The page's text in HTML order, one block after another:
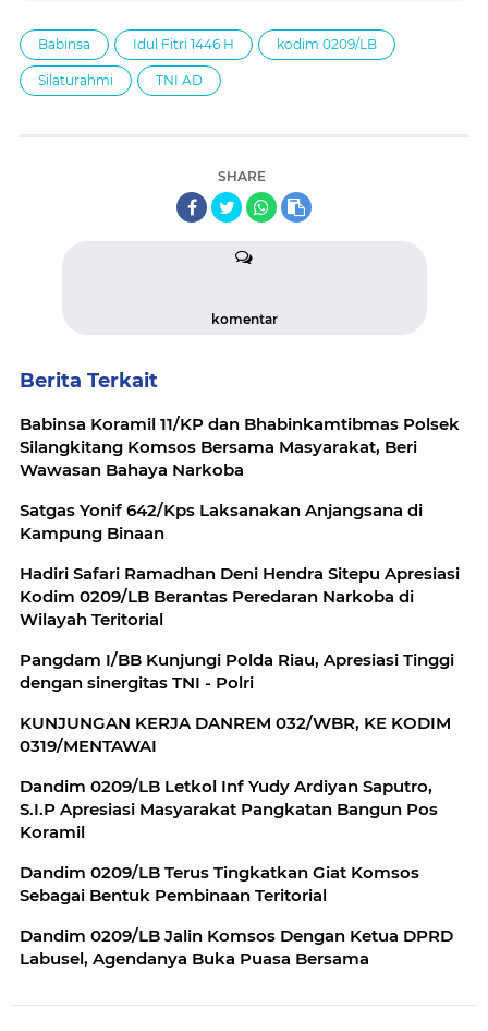
Babinsa Idul Fitri 1446 H kodim 0209/LB
Silaturahmi TNI AD
SHARE
komentar
Berita Terkait
Babinsa Koramil 11/KP dan Bhabinkamtibmas Polsek
Silangkitang Komsos Bersama Masyarakat, Beri
Wawasan Bahaya Narkoba
Satgas Yonif 642/Kps Laksanakan Anjangsana di
Kampung Binaan
Hadiri Safari Ramadhan Deni Hendra Sitepu Apresiasi
Kodim 0209/LB Berantas Peredaran Narkoba di
Wilayah Teritorial
Pangdam I/BB Kunjungi Polda Riau, Apresiasi Tinggi
dengan sinergitas TNI - Polri
KUNJUNGAN KERJA DANREM 032/WBR, KE KODIM
0319/MENTAWAI
Dandim 0209/LB Letkol Inf Yudy Ardiyan Saputro,
S.I.P Apresiasi Masyarakat Pangkatan Bangun Pos
Koramil
Dandim 0209/LB Terus Tingkatkan Giat Komsos
Sebagai Bentuk Pembinaan Teritorial
Dandim 0209/LB Jalin Komsos Dengan Ketua DPRD
Labusel, Agendanya Buka Puasa Bersama